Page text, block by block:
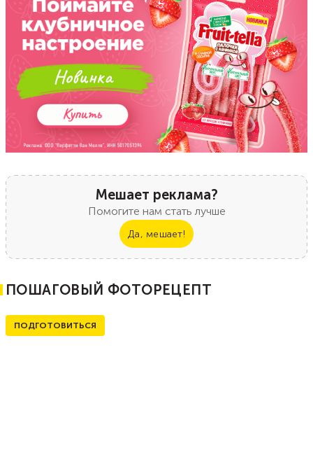
Мешает реклама?
Помогите нам стать лучше
Да, мешает!
ПОШАГОВЫЙ ФОТОРЕЦЕПТ
ПОДГОТОВИТЬСЯ